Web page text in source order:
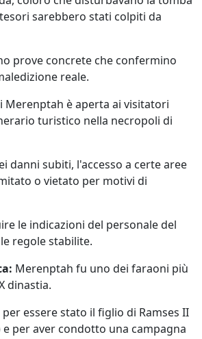
sarebbero stati colpiti da
prove concrete che confermino
reale.
Merenptah è aperta ai visitatori
turistico nella necropoli di
danni subiti, l'accesso a certe aree
o vietato per motivi di
le indicazioni del personale del
regole stabilite.
Merenptah fu uno dei faraoni più
dinastia.
essere stato il figlio di Ramses II
e per aver condotto una campagna